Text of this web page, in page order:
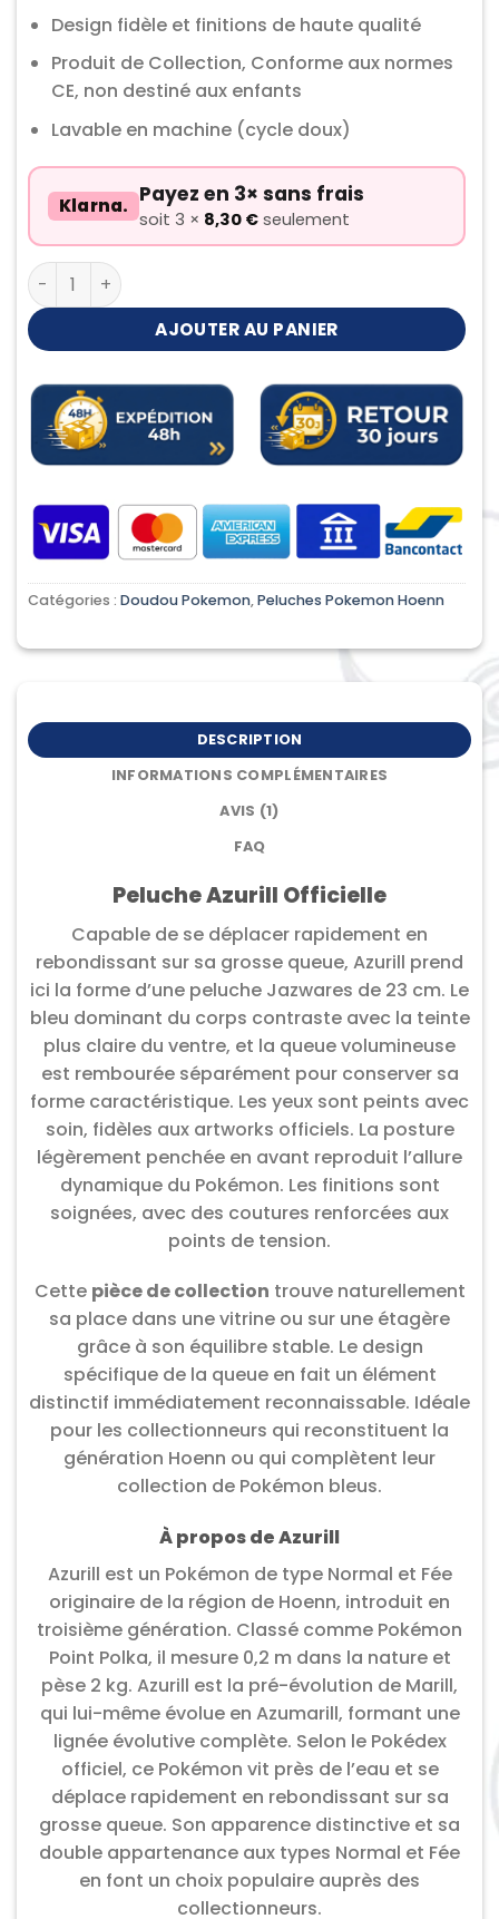
Design fidèle et finitions de haute qualité
Produit de Collection, Conforme aux normes
CE, non destiné aux enfants
Lavable en machine (cycle doux)
Klarna. Payez en 3× sans frais
soit 3 × 8,30 € seulement
quantité de Peluche Azurill
AJOUTER AU PANIER
Catégories : Doudou Pokemon,Peluches Pokemon Hoenn
DESCRIPTION
INFORMATIONS COMPLÉMENTAIRES
AVIS (1)
FAQ
Peluche Azurill Officielle
Capable de se déplacer rapidement en
rebondissant sur sa grosse queue, Azurill prend
ici la forme d’une peluche Jazwares de 23 cm. Le
bleu dominant du corps contraste avec la teinte
plus claire du ventre, et la queue volumineuse
est rembourée séparément pour conserver sa
forme caractéristique. Les yeux sont peints avec
soin, fidèles aux artworks officiels. La posture
légèrement penchée en avant reproduit l’allure
dynamique du Pokémon. Les finitions sont
soignées, avec des coutures renforcées aux
points de tension.
Cette pièce de collection trouve naturellement
sa place dans une vitrine ou sur une étagère
grâce à son équilibre stable. Le design
spécifique de la queue en fait un élément
distinctif immédiatement reconnaissable. Idéale
pour les collectionneurs qui reconstituent la
génération Hoenn ou qui complètent leur
collection de Pokémon bleus.
À propos de Azurill
Azurill est un Pokémon de type Normal et Fée
originaire de la région de Hoenn, introduit en
troisième génération. Classé comme Pokémon
Point Polka, il mesure 0,2 m dans la nature et
pèse 2 kg. Azurill est la pré-évolution de Marill,
qui lui-même évolue en Azumarill, formant une
lignée évolutive complète. Selon le Pokédex
officiel, ce Pokémon vit près de l’eau et se
déplace rapidement en rebondissant sur sa
grosse queue. Son apparence distinctive et sa
double appartenance aux types Normal et Fée
en font un choix populaire auprès des
collectionneurs.